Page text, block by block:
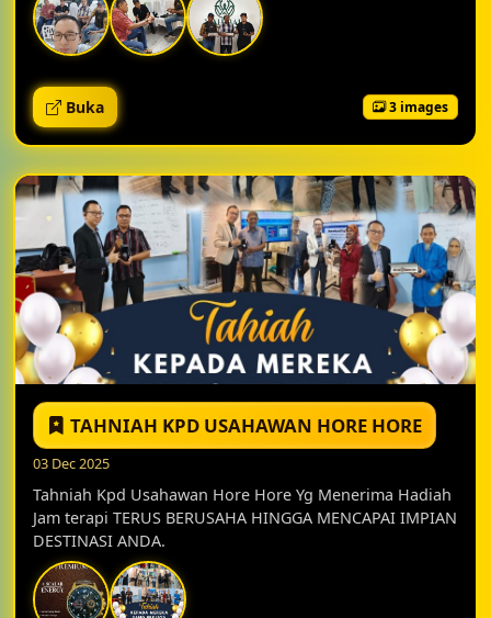
Buka 3 images
TAHNIAH KPD USAHAWAN HORE HORE
03 Dec 2025
Tahniah Kpd Usahawan Hore Hore Yg Menerima Hadiah
Jam terapi TERUS BERUSAHA HINGGA MENCAPAI IMPIAN
DESTINASI ANDA.